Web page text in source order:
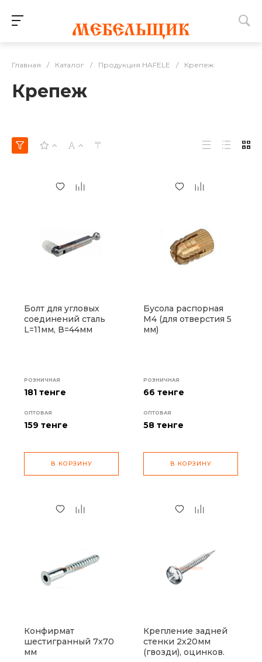
Главная / Каталог / Продукция HAFELE / Крепеж
Крепеж
Болт для угловых
соединений сталь
L=11мм, В=44мм
РОЗНИЧНАЯ
181 тенге
ОПТОВАЯ
159 тенге
В КОРЗИНУ
Бусола распорная
М4 (для отверстия 5
мм)
РОЗНИЧНАЯ
66 тенге
ОПТОВАЯ
58 тенге
В КОРЗИНУ
Конфирмат
шестигранный 7х70
мм
Крепление задней
стенки 2х20мм
(гвозди), оцинков.